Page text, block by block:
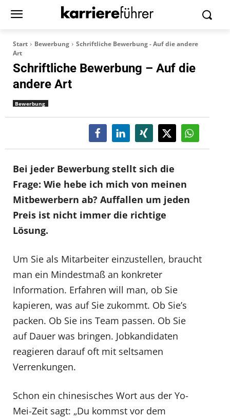
Start Bewerbung
Schriftliche Bewerbung - Auf die andere
Art
Schriftliche Bewerbung – Auf die
andere Art
Bewerbung
Bei jeder Bewerbung stellt sich die
Frage: Wie hebe ich mich von meinen
Mitbewerbern ab? Auffallen um jeden
Preis ist nicht immer die richtige
Lösung.
Um Sie als Mitarbeiter einzustellen, braucht
man ein Mindestmaß an konkreter
Information. Erfahren will man, ob Sie
kapieren, was auf Sie zukommt. Ob Sie’s
packen. Ob Sie ins Team passen. Ob Sie
auf Dauer was bringen. Jobkandidaten
reagieren darauf oft mit seltsamen
Verrenkungen.
Schon ein chinesisches Wort aus der Yo-
Mei-Zeit sagt: „Du kommst vor dem